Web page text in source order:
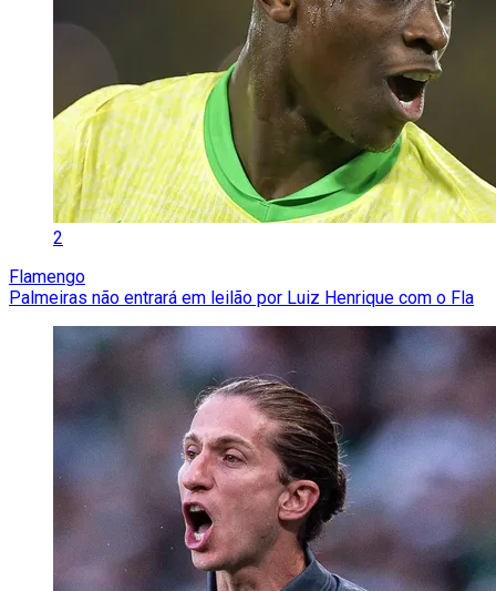
2
Flamengo
Palmeiras não entrará em leilão por Luiz Henrique com o Fla